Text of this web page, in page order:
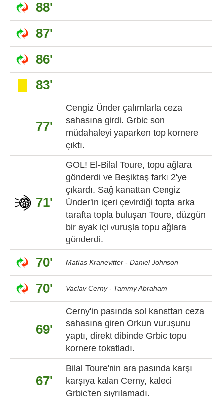
88'
87'
86'
83'
77'
Cengiz Ünder çalımlarla ceza
sahasına girdi. Grbic son
müdahaleyi yaparken top kornere
çıktı.
71'
GOL! El-Bilal Toure, topu ağlara
gönderdi ve Beşiktaş farkı 2'ye
çıkardı. Sağ kanattan Cengiz
Ünder'in içeri çevirdiği topta arka
tarafta topla buluşan Toure, düzgün
bir ayak içi vuruşla topu ağlara
gönderdi.
70' Matías Kranevitter - Daniel Johnson
70' Vaclav Cerny - Tammy Abraham
69'
Cerny'in pasında sol kanattan ceza
sahasına giren Orkun vuruşunu
yaptı, direkt dibinde Grbic topu
kornere tokatladı.
67'
Bilal Toure'nin ara pasında karşı
karşıya kalan Cerny, kaleci
Grbic'ten sıyrılamadı.